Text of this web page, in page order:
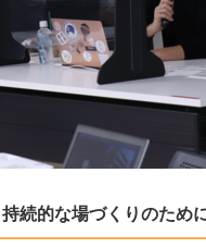
続的な場づくりのた